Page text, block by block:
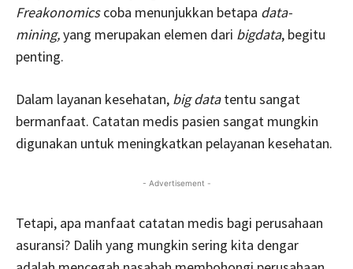
Freakonomicscoba menunjukkan betapa data-
mining,yang merupakan elemen dari bigdata, begitu
penting.
Dalam layanan kesehatan, big datatentu sangat
bermanfaat. Catatan medis pasien sangat mungkin
digunakan untuk meningkatkan pelayanan kesehatan.
- Advertisement -
Tetapi, apa manfaat catatan medis bagi perusahaan
asuransi? Dalih yang mungkin sering kita dengar